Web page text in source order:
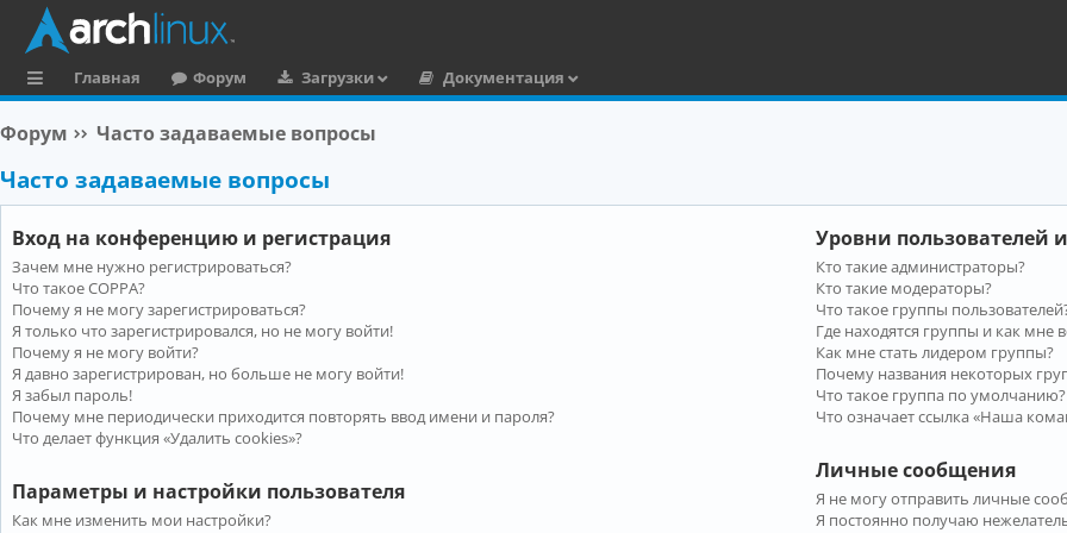
ы
л
Главная Форум Загрузки
Документация
Форум Часто задаваемые вопросы
Часто задаваемые вопросы
Вход на конференцию и регистрация
Зачем мне нужно регистрироваться?
Что такое COPPA?
Почему я не могу зарегистрироваться?
Я только что зарегистрировался, но не могу войти!
Почему я не могу войти?
Я давно зарегистрирован, но больше не могу войти!
Я забыл пароль!
Почему мне периодически приходится повторять ввод имени и пароля?
Что делает функция «Удалить cookies»?
Параметры и настройки пользователя
Как мне изменить мои настройки?
Уровни пользователей
Кто такие администраторы?
Кто такие модераторы?
Что такое группы
Где находятся группы и как мне
Как мне стать лидером группы?
Почему названия некоторых
Что такое группа по умолчанию?
Что означает ссылка «Наша
Личные сообщения
Я не могу отправить личные
Я постоянно получаю